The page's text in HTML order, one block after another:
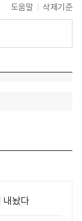
도움말 삭제기준
내놨다